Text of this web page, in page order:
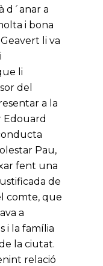
d´anar a
i bona
li va
li
del
a la
Edouard
Pau,
fent una
de
comte, que
a
i la família
la ciutat.
relació